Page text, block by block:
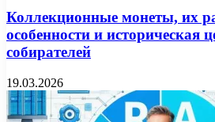
Коллекционные монеты, их
особенности и историческая
собирателей
19.03.2026